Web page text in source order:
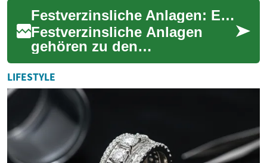
suchen. D...
Festverzinsliche Anlagen: Ein Leitfaden für sichere Investitionen
Festverzinsliche Anlagen
gehören zu den
grundlegenden Bausteinen
einer ausgewogenen
Anlagestrategie. Diese
Investment...
LIFESTYLE